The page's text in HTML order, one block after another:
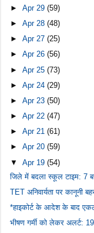
►Apr 29(59)
►Apr 28(48)
►Apr 27(25)
►Apr 26(56)
►Apr 25(73)
►Apr 24(29)
►Apr 23(50)
►Apr 22(47)
►Apr 21(61)
►Apr 20(59)
▼Apr 19(54)
जिले में बदला स्कूल टाइम: 7
TET अनिवार्यता पर कानूनी
*हाइकोर्ट के आदेश के बाद एकल
भीषण गर्मी को लेकर अलर्ट: